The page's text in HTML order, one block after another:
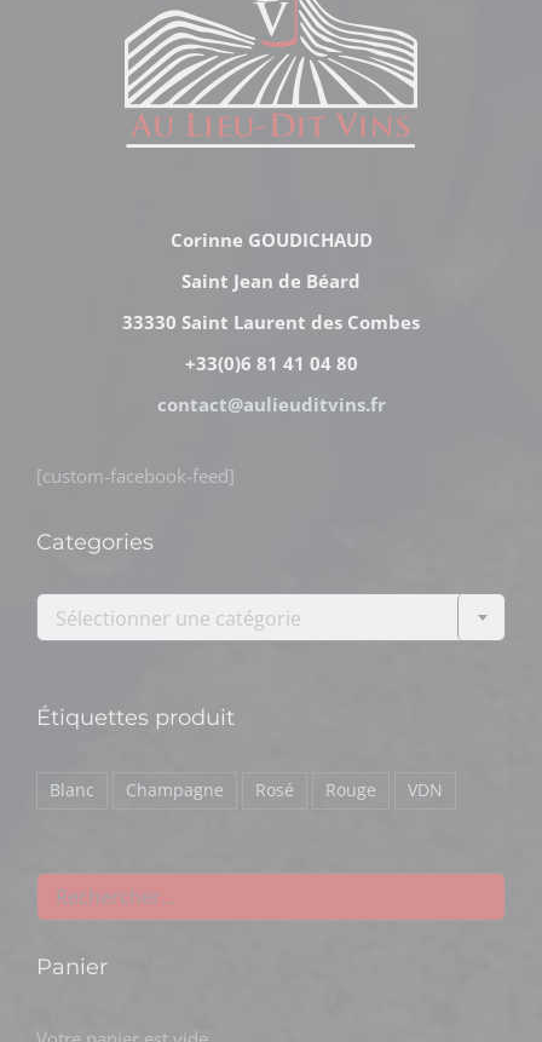
Corinne GOUDICHAUD
Saint Jean de Béard
33330 Saint Laurent des Combes
+33(0)6 81 41 04 80
contact@aulieuditvins.fr
[custom-facebook-feed]
Categories
Sélectionner une catégorie
Étiquettes produit
Blanc Champagne Rosé Rouge VDN
Panier